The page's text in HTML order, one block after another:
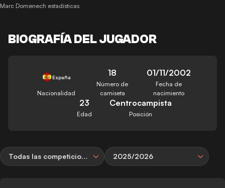
Marc Domenech estadísticas
BIOGRAFÍA DEL JUGADOR
España
Nacionalidad
18
Número de
camiseta
01/11/2002
Fecha de
nacimiento
23
Edad
Centrocampista
Posición
Todas las competiciones 2025/2026